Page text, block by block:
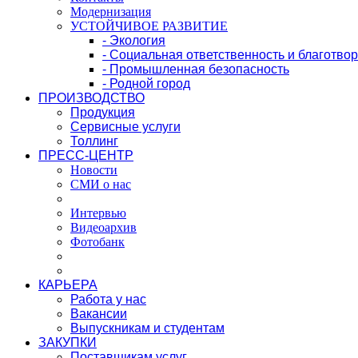
Модернизация
УСТОЙЧИВОЕ РАЗВИТИЕ
- Экология
- Социальная ответственность и
- Промышленная безопасность
- Родной город
ПРОИЗВОДСТВО
Продукция
Сервисные услуги
Толлинг
ПРЕСС-ЦЕНТР
Новости
СМИ о нас
Интервью
Видеоархив
Фотобанк
КАРЬЕРА
Работа у нас
Вакансии
Выпускникам и студентам
ЗАКУПКИ